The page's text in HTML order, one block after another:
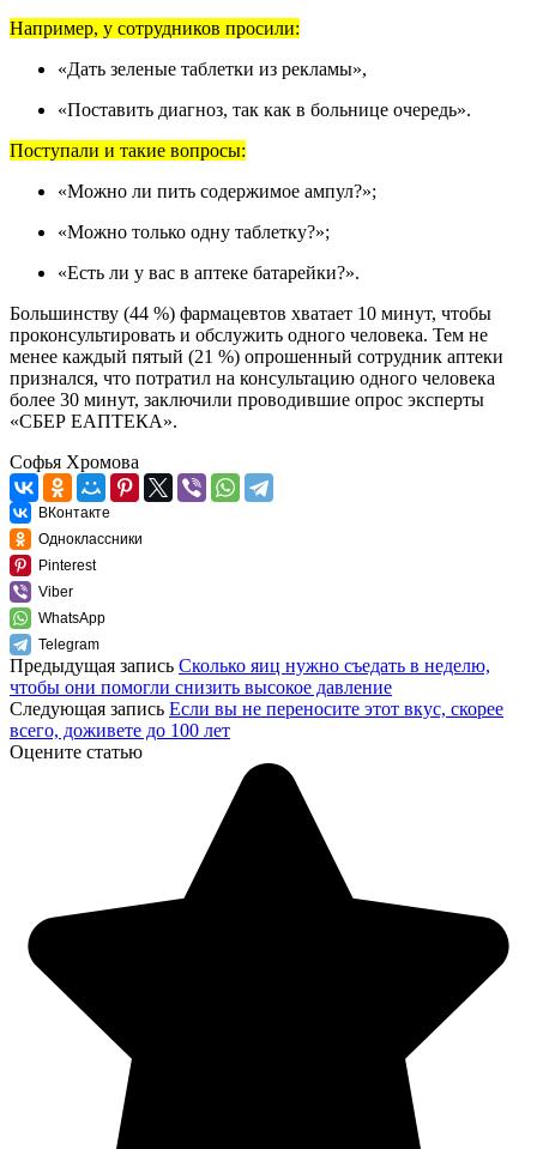
Например, у сотрудников просили:
«Дать зеленые таблетки из рекламы»,
«Поставить диагноз, так как в больнице очередь».
Поступали и такие вопросы:
«Можно ли пить содержимое ампул?»;
«Можно только одну таблетку?»;
«Есть ли у вас в аптеке батарейки?».
Большинству (44 %) фармацевтов хватает 10 минут, чтобы
проконсультировать и обслужить одного человека. Тем не
менее каждый пятый (21 %) опрошенный сотрудник аптеки
признался, что потратил на консультацию одного человека
более 30 минут, заключили проводившие опрос эксперты
«СБЕР ЕАПТЕКА».
Софья Хромова
ВКонтакте
Одноклассники
Pinterest
Viber
WhatsApp
Telegram
Предыдущая запись Сколько яиц нужно съедать в неделю,
чтобы они помогли снизить высокое давление
Следующая запись Если вы не переносите этот вкус, скорее
всего, доживете до 100 лет
Оцените статью